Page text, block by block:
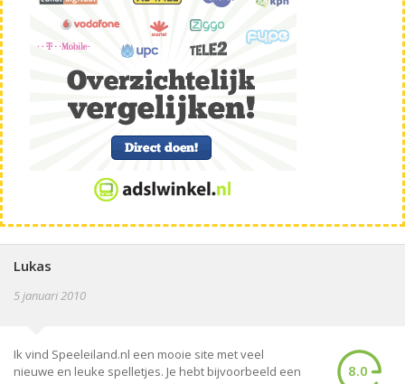
Lukas
5 januari 2010
Ik vind Speeleiland.nl een mooie site met veel
nieuwe en leuke spelletjes. Je hebt bijvoorbeeld een
8.0